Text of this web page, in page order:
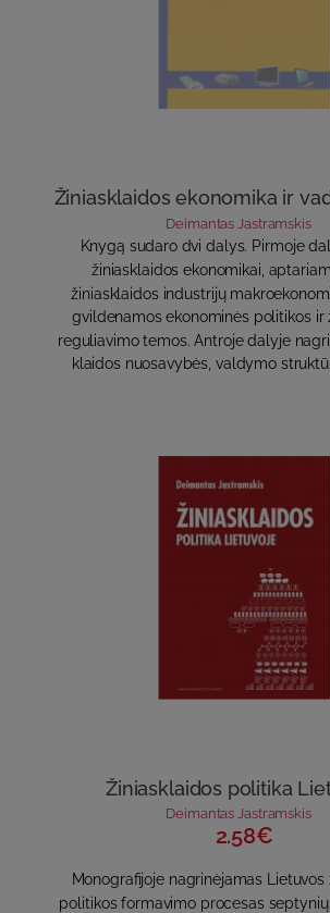
Žiniasklaidos ekonomika ir
Deimantas Jastramskis
Knygą sudaro dvi dalys. Pirmoje
žiniasklaidos ekonomikai,
žiniasklaidos industrijų
gvildenamos ekonomi­nės politikos ir
reguliavimo temos. Antroje dalyje
klaidos nuosavybės, valdymo
Žiniasklaidos politika
Deimantas Jastramskis
2.58€
Monografijoje nagrinėjamas Lietuvos
politikos formavimo procesas